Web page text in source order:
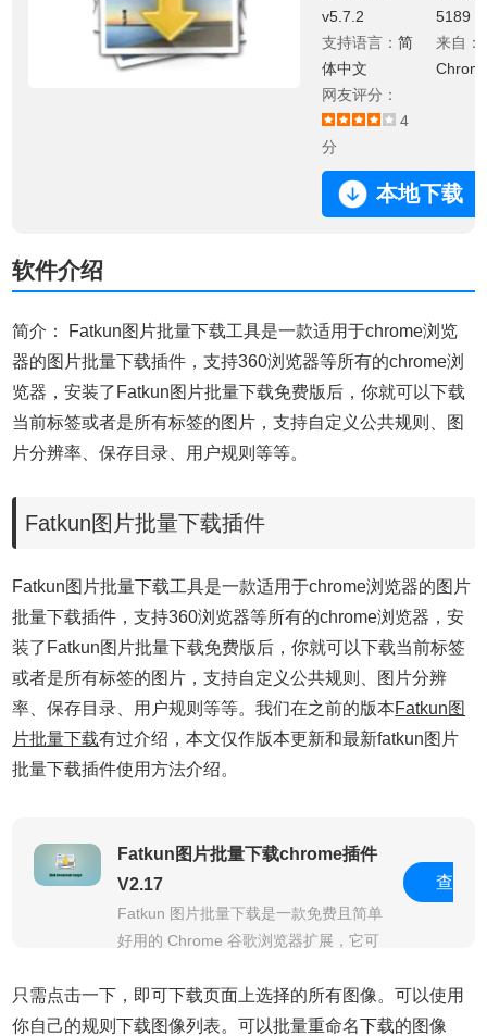
v5.7.2
支持语言：简
体中文
网友评分：
4
分
5189
来自：
本地下载
软件介绍
简介： Fatkun图片批量下载工具是一款适用于chrome浏览
器的图片批量下载插件，支持360浏览器等所有的chrome浏
览器，安装了Fatkun图片批量下载免费版后，你就可以下载
当前标签或者是所有标签的图片，支持自定义公共规则、图
片分辨率、保存目录、用户规则等等。
Fatkun图片批量下载插件
Fatkun图片批量下载工具是一款适用于chrome浏览器的图片
批量下载插件，支持360浏览器等所有的chrome浏览器，安
装了Fatkun图片批量下载免费版后，你就可以下载当前标签
或者是所有标签的图片，支持自定义公共规则、图片分辨
率、保存目录、用户规则等等。我们在之前的版本Fatkun图
片批量下载有过介绍，本文仅作版本更新和最新fatkun图片
批量下载插件使用方法介绍。
Fatkun图片批量下载chrome插件
V2.17
Fatkun 图片批量下载是一款免费且简单
好用的 Chrome 谷歌浏览器扩展，它可
且可以根据图片分辨率、链接等对图片
进行筛选，也可以自由点选，最后一键
查
只需点击一下，即可下载页面上选择的所有图像。可以使用
你自己的规则下载图像列表。可以批量重命名下载的图像